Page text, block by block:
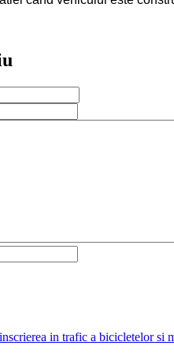
in trafic a bicicletelor si